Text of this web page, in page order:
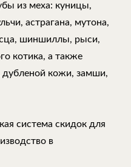
из меха: куницы,
астрагана, мутона,
шиншиллы, рыси,
котика, а также
кожи, замши,
система скидок для
в